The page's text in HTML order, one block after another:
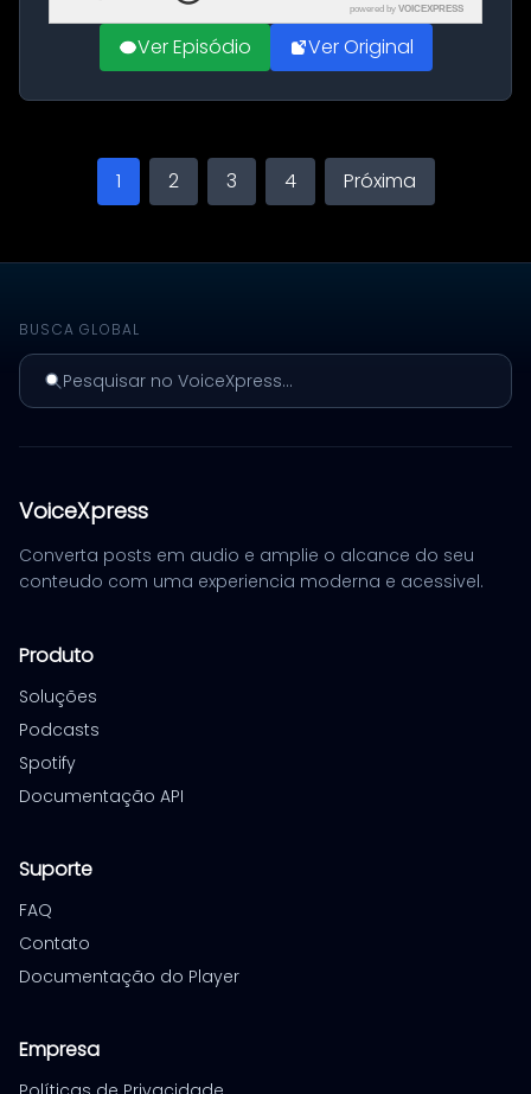
powered by VOICEXPRESS
Ver Episódio Ver Original
1 2 3 4 Próxima
BUSCA GLOBAL
Pesquisar no VoiceXpress...
VoiceXpress
Converta posts em audio e amplie o alcance do seu
conteudo com uma experiencia moderna e acessivel.
Produto
Soluções
Podcasts
Spotify
Documentação API
Suporte
FAQ
Contato
Documentação do Player
Empresa